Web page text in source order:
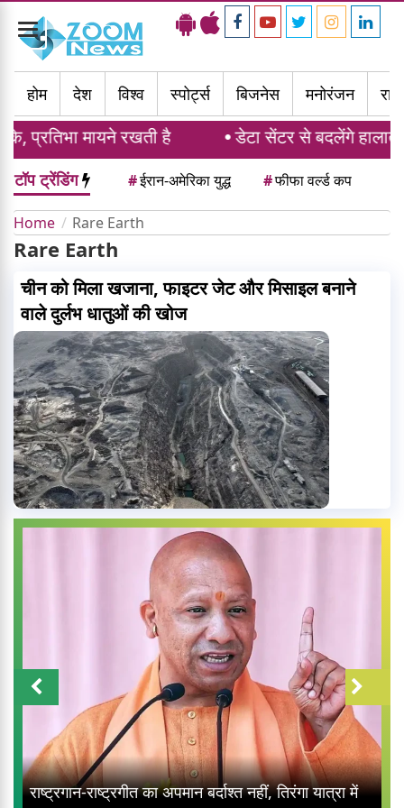
Toggle
navigation
होम
देश विश्व स्पोर्ट्स बिजनेस मनोरंजन
प्रतिभा मायने रखती है डेटा सेंटर से बदलेंगे हालात:
टॉप ट्रेंडिंग #ईरान-अमेरिका युद्ध #फीफा वर्ल्ड कप
Home Rare Earth
Rare Earth
चीन को मिला खजाना, फाइटर जेट और मिसाइल बनाने
वाले दुर्लभ धातुओं की खोज
राष्ट्रगान-राष्ट्रगीत का अपमान बर्दाश्त नहीं, तिरंगा यात्रा में